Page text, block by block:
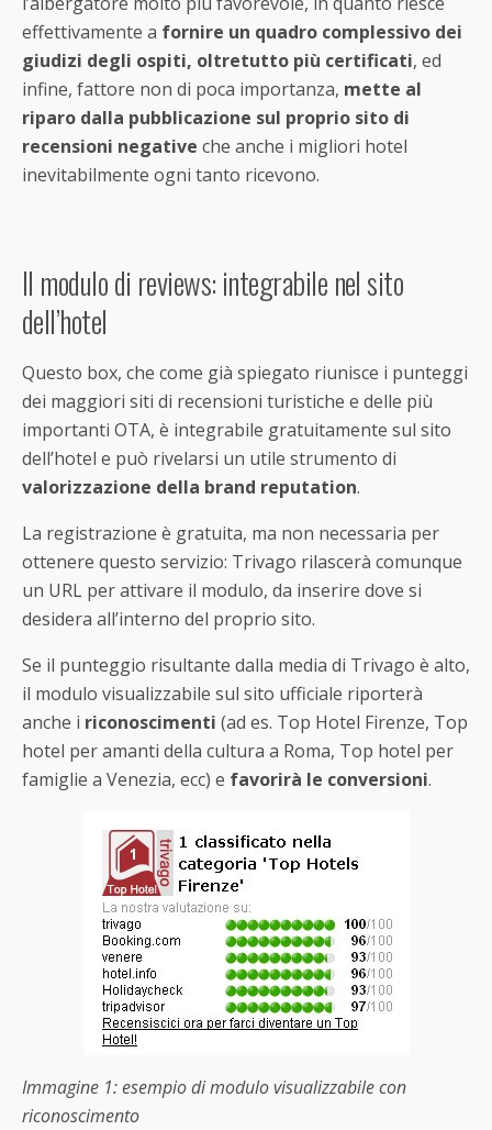
effettivamente a fornire un quadro complessivo dei
giudizi degli ospiti, oltretutto più certificati, ed
infine, fattore non di poca importanza, mette al
riparo dalla pubblicazione sul proprio sito di
recensioni negative che anche i migliori hotel
inevitabilmente ogni tanto ricevono.
Il modulo di reviews: integrabile nel sito
dell’hotel
Questo box, che come già spiegato riunisce i punteggi
dei maggiori siti di recensioni turistiche e delle più
importanti OTA, è integrabile gratuitamente sul sito
dell’hotel e può rivelarsi un utile strumento di
valorizzazione della brand reputation.
La registrazione è gratuita, ma non necessaria per
ottenere questo servizio: Trivago rilascerà comunque
un URL per attivare il modulo, da inserire dove si
desidera all’interno del proprio sito.
Se il punteggio risultante dalla media di Trivago è alto,
il modulo visualizzabile sul sito ufficiale riporterà
anche i riconoscimenti (ad es. Top Hotel Firenze, Top
hotel per amanti della cultura a Roma, Top hotel per
famiglie a Venezia, ecc) e favorirà le conversioni.
Immagine 1: esempio di modulo visualizzabile con
riconoscimento